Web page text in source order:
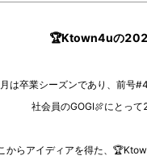
🏆Ktown4uの
は卒業シーズンであり、前号
社会員のGOGI🍖にとって
からアイディアを得た、 🏆